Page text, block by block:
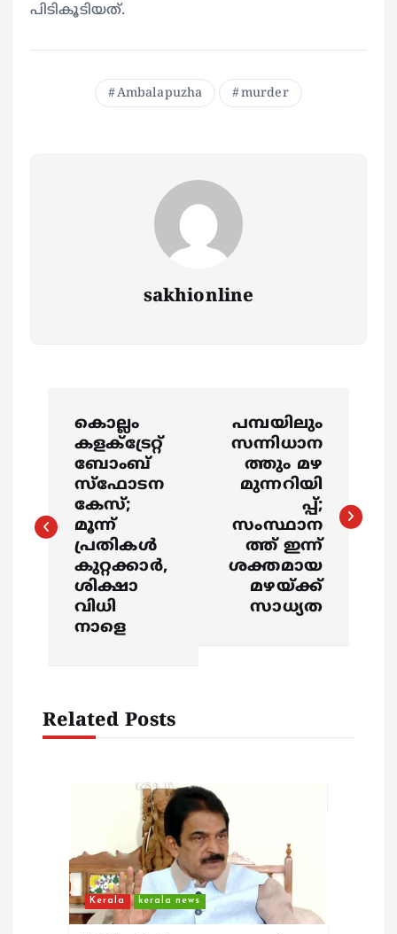
പിടികൂടിയത്.
Ambalapuzha murder
sakhionline
t
കൊല്ലം
കളക്ട്രേറ്റ്
ബോംബ്
സ്ഫോടന
കേസ്;
മൂന്ന്
പ്രതികൾ
കുറ്റക്കാർ,
ശിക്ഷാ
വിധി
നാളെ
പമ്പയിലും
സന്നിധാന
ത്തും മഴ
മുന്നറിയി
പ്പ്;
സംസ്ഥാന
ത്ത് ഇന്ന്
ശക്തമായ
മഴയ്ക്ക്
സാധ്യത
Related Posts
Kerala kerala news